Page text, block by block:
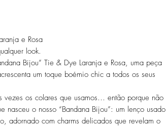
e Rosa
look.
Bijou” Tie & Dye Laranja e Rosa, uma peça
um toque boémio chic a todos os seus
vezes os colares que usamos… então porque não
nasceu o nosso “Bandana Bijou”: um lenço usado
adornado com charms delicados que revelam o